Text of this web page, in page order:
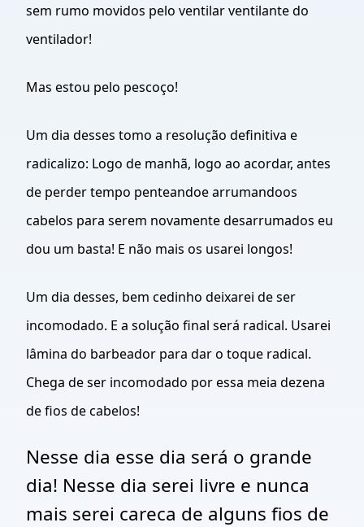
sem rumo movidos pelo ventilar ventilante do
ventilador!
Mas estou pelo pescoço!
Um dia desses tomo a resolução definitiva e
radicalizo: Logo de manhã, logo ao acordar, antes
de perder tempo penteandoe arrumandoos
cabelos para serem novamente desarrumados eu
dou um basta! E não mais os usarei longos!
Um dia desses, bem cedinho deixarei de ser
incomodado. E a solução final será radical. Usarei
lâmina do barbeador para dar o toque radical.
Chega de ser incomodado por essa meia dezena
de fios de cabelos!
Nesse dia esse dia será o grande
dia! Nesse dia serei livre e nunca
mais serei careca de alguns fios de